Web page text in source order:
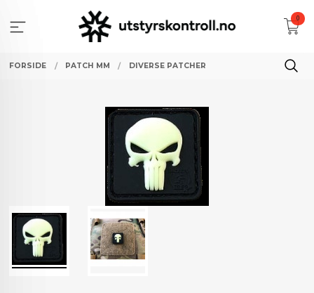
innholdet
0
FORSIDE PATCH MM DIVERSE PATCHER